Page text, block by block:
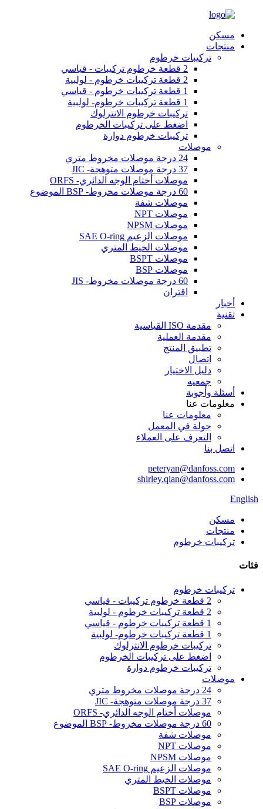
مسكن
منتجات
تركيبات خرطوم
2 قطعة خرطوم تركيبات - قياسي
2 قطعة تركيبات خرطوم - لولبية
1 قطعة تركيبات خرطوم - قياسي
1 قطعة تركيبات خرطوم- لولبية
تركيبات خرطوم الانترلوك
اضغط على تركيبات الخرطوم
تركيبات خرطوم دوارة
موصلات
24 درجة موصلات مخروط متري
37 درجة موصلات متوهجة- JIC
موصلات أختام الوجه الدائري- ORFS
60 درجة موصلات مخروط- BSP الموضوع
موصلات شفة
موصلات NPT
موصلات NPSM
موصلات الزعيم SAE O-ring
موصلات الخيط المتري
موصلات BSPT
موصلات BSP
60 درجة موصلات مخروط- JIS
اقتران
أخبار
تقنية
مقدمة ISO القياسية
مقدمة العملية
تطبيق المنتج
اتصال
دليل الاختيار
جمعيه
أسئلة وأجوبة
معلومات عنا
معلومات عنا
جولة في المعمل
التعرف على العملاء
اتصل بنا
peteryan@danfoss.com
shirley.qian@danfoss.com
English
مسكن
منتجات
تركيبات خرطوم
فئات
تركيبات خرطوم
2 قطعة خرطوم تركيبات - قياسي
2 قطعة تركيبات خرطوم - لولبية
1 قطعة تركيبات خرطوم - قياسي
1 قطعة تركيبات خرطوم- لولبية
تركيبات خرطوم الانترلوك
اضغط على تركيبات الخرطوم
تركيبات خرطوم دوارة
موصلات
24 درجة موصلات مخروط متري
37 درجة موصلات متوهجة- JIC
موصلات أختام الوجه الدائري- ORFS
60 درجة موصلات مخروط- BSP الموضوع
موصلات شفة
موصلات NPT
موصلات NPSM
موصلات الزعيم SAE O-ring
موصلات الخيط المتري
موصلات BSPT
موصلات BSP